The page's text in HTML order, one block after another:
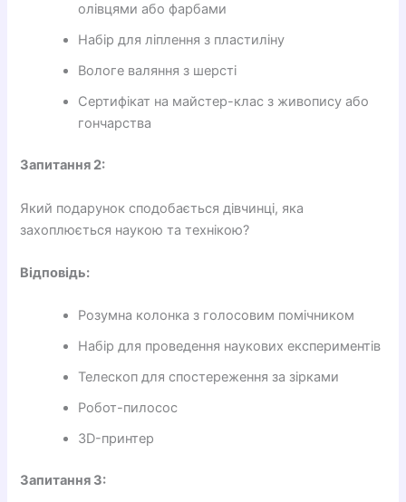
олівцями або фарбами
Набір для ліплення з пластиліну
Вологе валяння з шерсті
Сертифікат на майстер-клас з живопису або
гончарства
Запитання 2:
Який подарунок сподобається дівчинці, яка
захоплюється наукою та технікою?
Відповідь:
Розумна колонка з голосовим помічником
Набір для проведення наукових експериментів
Телескоп для спостереження за зірками
Робот-пилосос
3D-принтер
Запитання 3: